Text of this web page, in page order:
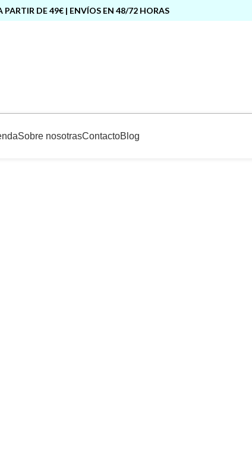
PARTIR DE 49€ | ENVÍOS EN 48/72 HORAS
Sobre nosotrasContactoBlog